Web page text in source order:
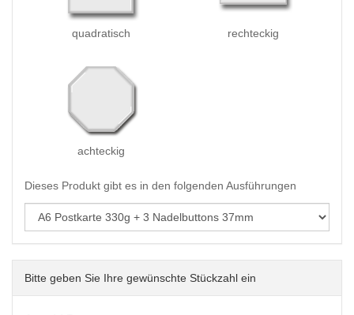
quadratisch rechteckig
achteckig
Dieses Produkt gibt es in den folgenden Ausführungen
Bitte geben Sie Ihre gewünschte Stückzahl ein